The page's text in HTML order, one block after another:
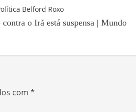
Belford Roxo
o Irã está suspensa | Mundo
com *